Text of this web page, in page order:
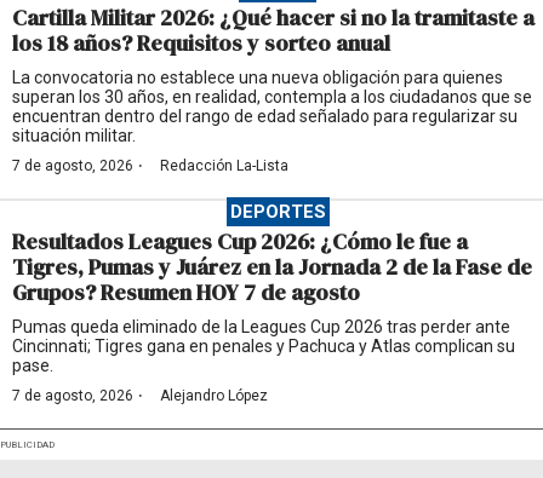
Cartilla Militar 2026: ¿Qué hacer si no la tramitaste a
los 18 años? Requisitos y sorteo anual
La convocatoria no establece una nueva obligación para quienes
superan los 30 años, en realidad, contempla a los ciudadanos que se
encuentran dentro del rango de edad señalado para regularizar su
situación militar.
7 de agosto, 2026 · Redacción La-Lista
DEPORTES
Resultados Leagues Cup 2026: ¿Cómo le fue a
Tigres, Pumas y Juárez en la Jornada 2 de la Fase de
Grupos? Resumen HOY 7 de agosto
Pumas queda eliminado de la Leagues Cup 2026 tras perder ante
Cincinnati; Tigres gana en penales y Pachuca y Atlas complican su
pase.
7 de agosto, 2026 · Alejandro López
PUBLICIDAD